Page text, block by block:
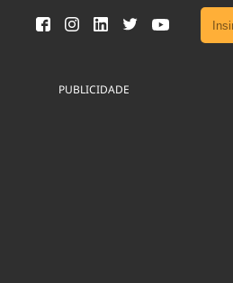
PUBLICIDADE